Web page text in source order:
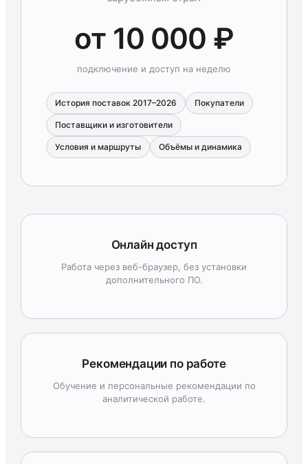
от 10 000 ₽
подключение и доступ на неделю
История поставок 2017–2026 Покупатели
Поставщики и изготовители
Условия и маршруты Объёмы и динамика
Онлайн доступ
Работа через веб-браузер, без установки
дополнительного ПО.
Рекомендации по работе
Обучение и персональные рекомендации по
аналитической работе.